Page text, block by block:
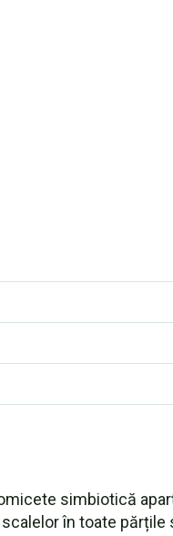
simbiotică
în toate părțile